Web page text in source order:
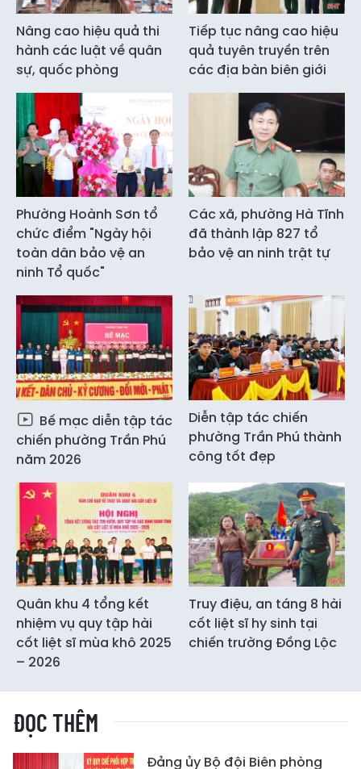
Nâng cao hiệu quả thi
hành các luật về quân
sự, quốc phòng
Tiếp tục nâng cao hiệu
quả tuyên truyền trên
các địa bàn biên giới
Phường Hoành Sơn tổ
chức điểm "Ngày hội
toàn dân bảo vệ an
ninh Tổ quốc"
Các xã, phường Hà Tĩnh
đã thành lập 827 tổ
bảo vệ an ninh trật tự
Bế mạc diễn tập tác
chiến phường Trần Phú
năm 2026
Diễn tập tác chiến
phường Trần Phú thành
công tốt đẹp
Quân khu 4 tổng kết
nhiệm vụ quy tập hài
cốt liệt sĩ mùa khô 2025
– 2026
Truy điệu, an táng 8 hài
cốt liệt sĩ hy sinh tại
chiến trường Đồng Lộc
ĐỌC THÊM
Đảng ủy Bộ đội Biên phòng